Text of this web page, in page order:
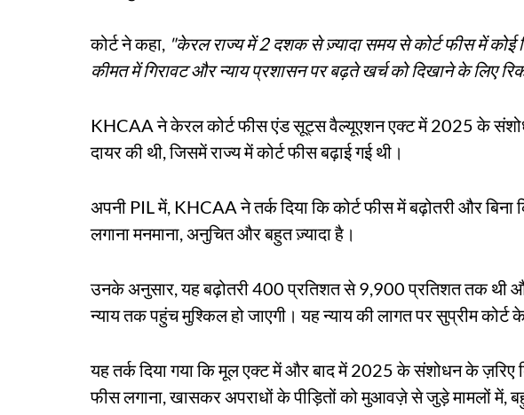
कोर्ट ने कहा, "केरल राज्य में 2 दशक से ज़्यादा समय से कोर्ट फीस में कोई
कीमत में गिरावट और न्याय प्रशासन पर बढ़ते खर्च को दिखाने के लिए
KHCAA ने केरल कोर्ट फीस एंड सूट्स वैल्यूएशन एक्ट में 2025 के
दायर की थी, जिसमें राज्य में कोर्ट फीस बढ़ाई गई थी।
अपनी PIL में, KHCAA ने तर्क दिया कि कोर्ट फीस में बढ़ोतरी और
लगाना मनमाना, अनुचित और बहुत ज़्यादा है।
उनके अनुसार, यह बढ़ोतरी 400 प्रतिशत से 9,900 प्रतिशत तक थी
न्याय तक पहुंच मुश्किल हो जाएगी। यह न्याय की लागत पर सुप्रीम
यह तर्क दिया गया कि मूल एक्ट में और बाद में 2025 के संशोधन के ज़रिए
फीस लगाना, खासकर अपराधों के पीड़ितों को मुआवज़े से जुड़े मामलों में,